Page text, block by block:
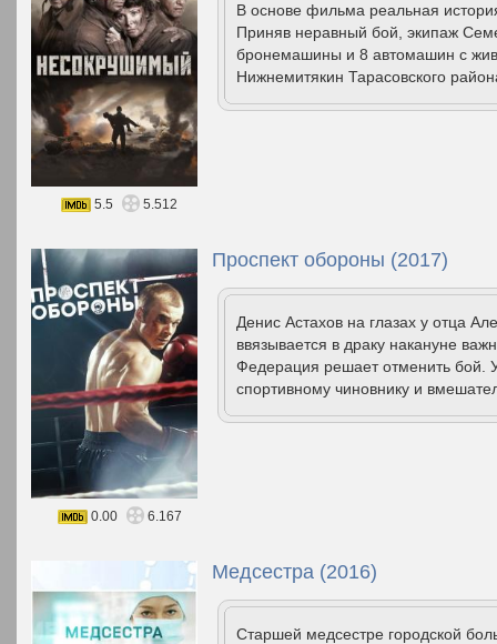
В основе фильма реальная
Приняв неравный бой, экипаж
бронемашины и 8 автомашин с
Нижнемитякин Тарасовского
5.5 5.512
Проспект обороны (2017)
Денис Астахов на глазах у отца
ввязывается в драку накануне
Федерация решает отменить бой.
спортивному чиновнику и
0.00 6.167
Медсестра (2016)
Старшей медсестре городской